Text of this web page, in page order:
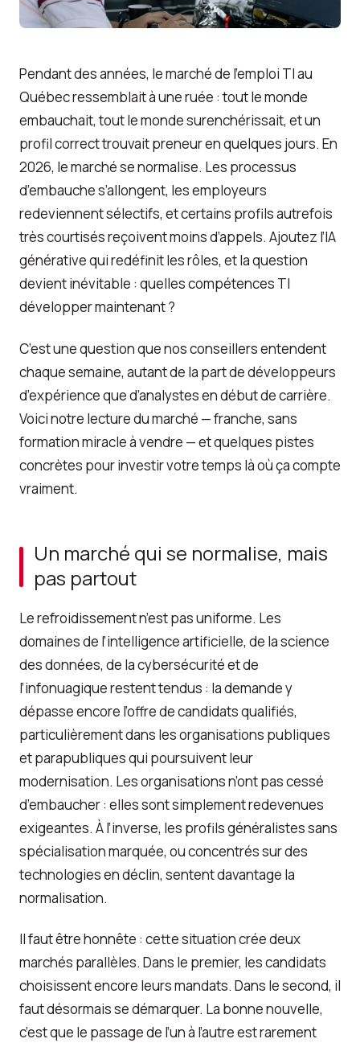
Gestion de projets, Affaires et TI
Nous joindre
Pendant des années, le marché de l’emploi TI au
Québec ressemblait à une ruée : tout le monde
embauchait, tout le monde surenchérissait, et un
profil correct trouvait preneur en quelques jours. En
2026, le marché se normalise. Les processus
d’embauche s’allongent, les employeurs
redeviennent sélectifs, et certains profils autrefois
très courtisés reçoivent moins d’appels. Ajoutez l’IA
générative qui redéfinit les rôles, et la question
devient inévitable : quelles compétences TI
développer maintenant ?
C’est une question que nos conseillers entendent
chaque semaine, autant de la part de développeurs
d’expérience que d’analystes en début de carrière.
Voici notre lecture du marché — franche, sans
formation miracle à vendre — et quelques pistes
concrètes pour investir votre temps là où ça compte
vraiment.
Un marché qui se normalise, mais
pas partout
Le refroidissement n’est pas uniforme. Les
domaines de l’intelligence artificielle, de la science
des données, de la cybersécurité et de
l’infonuagique restent tendus : la demande y
dépasse encore l’offre de candidats qualifiés,
particulièrement dans les organisations publiques
et parapubliques qui poursuivent leur
modernisation. Les organisations n’ont pas cessé
d’embaucher : elles sont simplement redevenues
exigeantes. À l’inverse, les profils généralistes sans
spécialisation marquée, ou concentrés sur des
technologies en déclin, sentent davantage la
normalisation.
Il faut être honnête : cette situation crée deux
marchés parallèles. Dans le premier, les candidats
choisissent encore leurs mandats. Dans le second, il
faut désormais se démarquer. La bonne nouvelle,
c’est que le passage de l’un à l’autre est rarement